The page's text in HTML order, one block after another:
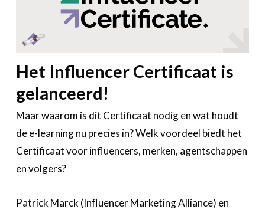
Het Influencer Certificaat is
gelanceerd!
Maar waarom is dit Certificaat nodig en wat houdt
de e-learning nu precies in? Welk voordeel biedt het
Certificaat voor influencers, merken, agentschappen
en volgers?
Patrick Marck (Influencer Marketing Alliance) en